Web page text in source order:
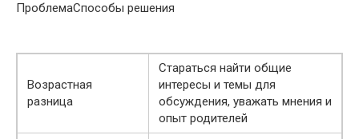
ПроблемаСпособы решения
Возрастная
разница
Стараться найти общие
интересы и темы для
обсуждения, уважать мнения и
опыт родителей